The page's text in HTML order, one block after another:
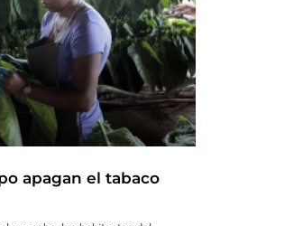
apagan el tabaco